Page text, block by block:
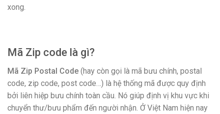
xong.
Mã Zip code là gì?
Mã Zip Postal Code (hay còn gọi là mã bưu chính, postal
code, zip code, post code…) là hệ thống mã được quy định
bởi liên hiệp bưu chính toàn cầu. Nó giúp định vị khu vực khi
chuyển thư/bưu phẩm đến người nhận. Ở Việt Nam hiện nay